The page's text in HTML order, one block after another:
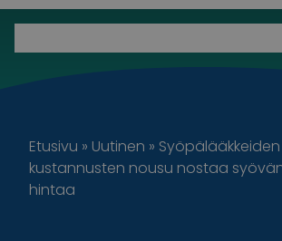
Etusivu » Uutinen » Syöpälääkkeiden
kustannusten nousu nostaa
hintaa